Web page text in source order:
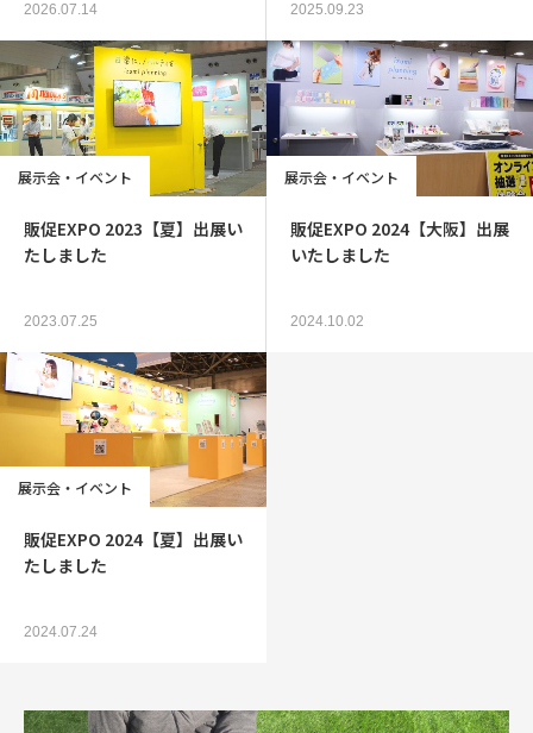
2026.07.14 2025.09.23
展示会・イベント
販促EXPO 2023【夏】出展い
たしました
2023.07.25
展示会・イベント
販促EXPO 2024【大阪】出展
いたしました
2024.10.02
展示会・イベント
販促EXPO 2024【夏】出展い
たしました
2024.07.24